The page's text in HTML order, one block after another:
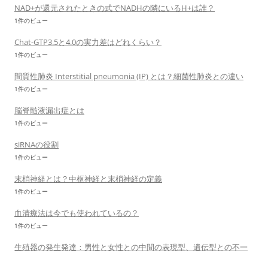
NAD+が還元されたときの式でNADHの隣にいるH+は誰？
1件のビュー
Chat-GTP3.5と4.0の実力差はどれくらい？
1件のビュー
間質性肺炎 Interstitial pneumonia (IP) とは？細菌性肺炎との違い
1件のビュー
脳脊髄液漏出症とは
1件のビュー
siRNAの役割
1件のビュー
末梢神経とは？中枢神経と末梢神経の定義
1件のビュー
血清療法は今でも使われているの？
1件のビュー
生殖器の発生発達：男性と女性との中間の表現型、遺伝型との不一